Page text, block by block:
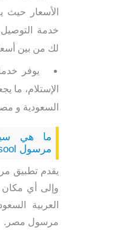
الأسعار
خدمة
لك من بين
يوفر
الإستلام، ما
السعودية و
ما هي
مرسول Mrsool
يقدم تطبيق
وإلى أي
العربية
مرسول مصر.